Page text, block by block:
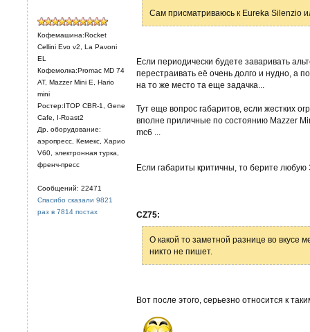
Кофемашина:Rocket
Cellini Evo v2, La Pavoni
EL
Кофемолка:Promac MD 74
AT, Mazzer Mini E, Hario
mini
Ростер:ITOP CBR-1, Gene
Cafe, I-Roast2
Др. оборудование:
аэропресс, Кемекс, Харио
V60, электронная турка,
френч-пресс
Сообщений: 22471
Спасибо сказали 9821
раз в 7814 постах
Сам присматриваюсь к Eureka Silenzio
Если периодически будете заваривать
перестраивать её очень долго и нудно, а
на то же место та еще задачка...
Тут еще вопрос габаритов, если жестких
вполне приличные по состоянию Mazzer
mc6 ...
Если габариты критичны, то берите любую
CZ75:
О какой то заметной разнице во вкусе
никто не пишет.
Вот после этого, серьезно относится к